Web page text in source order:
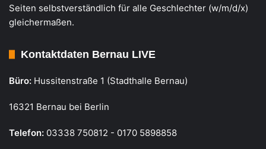
Seiten selbstverständlich für alle Geschlechter (w/m/d/x)
gleichermaßen.
Kontaktdaten Bernau LIVE
Büro: Hussitenstraße 1 (Stadthalle Bernau)
16321 Bernau bei Berlin
Telefon: 03338 750812 - 0170 5898858